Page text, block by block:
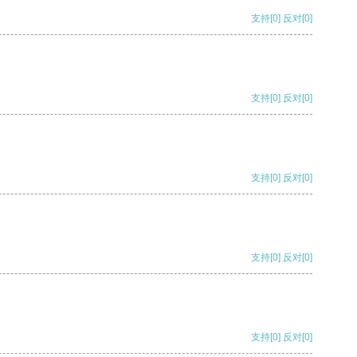
支持[0] 反对[0]
支持[0] 反对[0]
支持[0] 反对[0]
支持[0] 反对[0]
支持[0] 反对[0]